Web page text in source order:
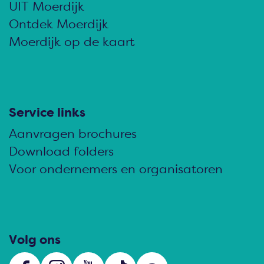
z
e
i
n
a
o
c
z
e
i
m
a
z
e
i
a
UIT Moerdijk
Ontdek Moerdijk
Moerdijk op de kaart
Service links
Aanvragen brochures
Download folders
Voor ondernemers en organisatoren
Volg ons